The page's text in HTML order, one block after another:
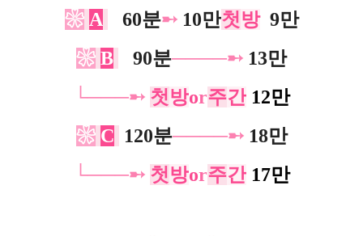
❀ A 60분➸10만첫방0 9만
❀ B 90분────➸ 13만
└───➸​ 첫방or주간12만
❀ C 120분────➸18만
└───➸​ 첫방or주간17만